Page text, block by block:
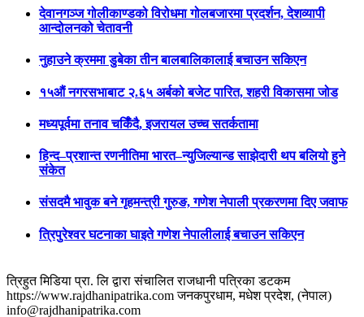
देवानगञ्ज गोलीकाण्डको विरोधमा गोलबजारमा प्रदर्शन, देशव्यापी
आन्दोलनको चेतावनी
नुहाउने क्रममा डुबेका तीन बालबालिकालाई बचाउन सकिएन
१५औं नगरसभाबाट २.६५ अर्बको बजेट पारित, शहरी विकासमा जोड
मध्यपूर्वमा तनाव चर्किँदै, इजरायल उच्च सतर्कतामा
हिन्द–प्रशान्त रणनीतिमा भारत–न्युजिल्यान्ड साझेदारी थप बलियो हुने
संकेत
संसदमै भावुक बने गृहमन्त्री गुरुङ, गणेश नेपाली प्रकरणमा दिए जवाफ
त्रिपुरेश्वर घटनाका घाइते गणेश नेपालीलाई बचाउन सकिएन
त्रिहुत मिडिया प्रा. लि द्वारा संचालित राजधानी पत्रिका डटकम
https://www.rajdhanipatrika.com जनकपुरधाम, मधेश प्रदेश, (नेपाल)
info@rajdhanipatrika.com